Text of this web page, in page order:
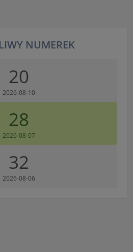
NUMEREK
20
2026-08-10
28
2026-08-07
32
2026-08-06